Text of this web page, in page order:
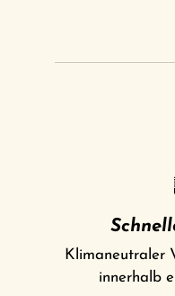
Klimaneutraler
innerhalb